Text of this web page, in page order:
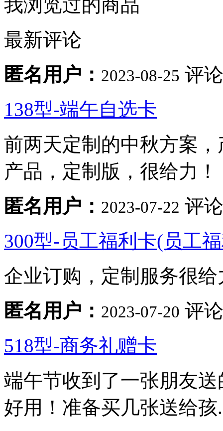
我浏览过的商品
最新评论
匿名用户： 2023-08-25 评
138型-端午自选卡
前两天定制的中秋方案
产品，定制版，很给力！
匿名用户： 2023-07-22 评
300型-员工福利卡(员工
企业订购，定制服务很
匿名用户： 2023-07-20 评
518型-商务礼赠卡
端午节收到了一张朋友
好用！准备买几张送给孩